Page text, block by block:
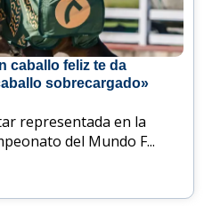
caballo feliz te da
sobrecargado»
representada en la
del Mundo F...